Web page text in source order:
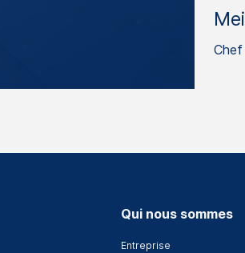
Qui nous sommes
Entreprise